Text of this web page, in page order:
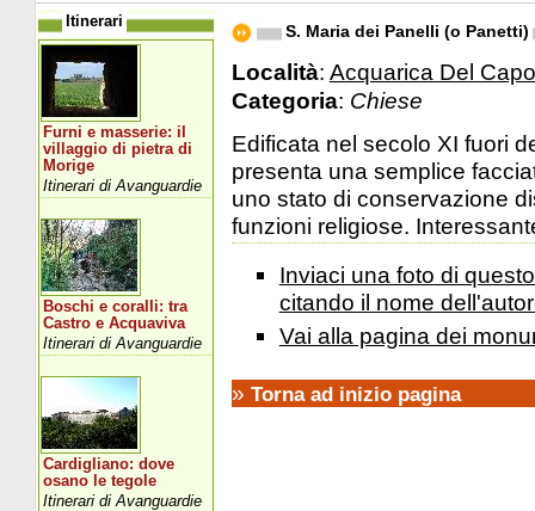
S. Maria dei Panelli (o Panetti)
Località: Acquarica Del
Categoria: Chiese
Edificata nel secolo XI fuori
presenta una semplice
uno stato di conservazione
funzioni religiose.
Inviaci una foto di
citando il nome
Vai alla pagina dei
» Torna ad inizio pagina
Itinerari
Furni e masserie: il
villaggio di pietra di
Morige
Itinerari di Avanguardie
Boschi e coralli: tra
Castro e Acquaviva
Itinerari di Avanguardie
Cardigliano: dove
osano le tegole
Itinerari di Avanguardie